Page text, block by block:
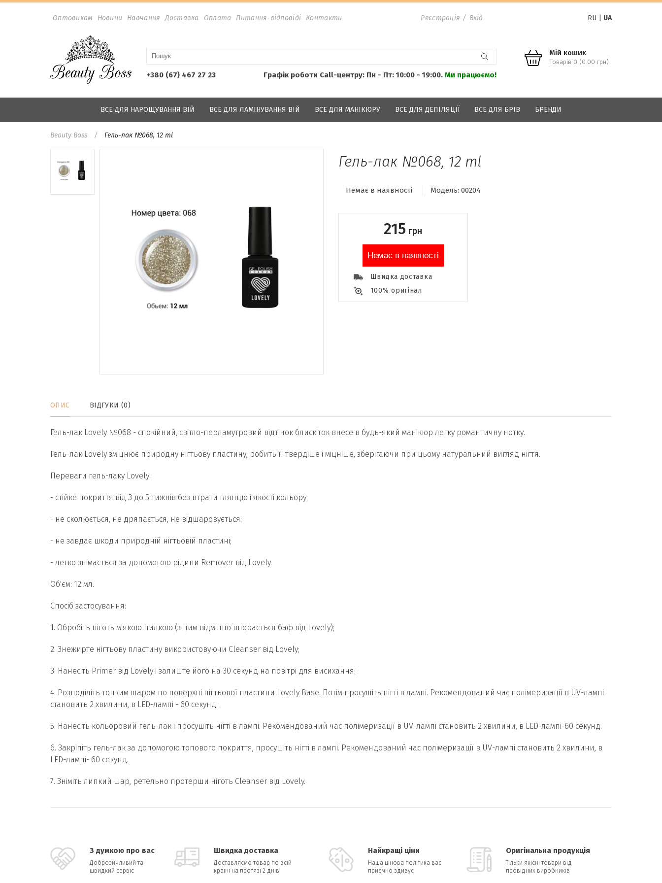
Оптовикам Новини Навчання Доставка Оплата Питання-відповіді Контакти Реєстрація / Вхід RU UA
+380 (67) 467 27 23 Графік роботи Call-центру: Пн - Пт: 10:00 - 19:00. Ми працюємо!
Мій кошик
Товарів 0 (0.00 грн)
ВСЕ ДЛЯ НАРОЩУВАННЯ ВІЙ ВСЕ ДЛЯ ЛАМІНУВАННЯ ВІЙ ВСЕ ДЛЯ МАНІКЮРУ ВСЕ ДЛЯ ДЕПІЛЯЦІЇ ВСЕ ДЛЯ БРІВ БРЕНДИ
Beauty Boss Гель-лак №068, 12 ml
Гель-лак №068, 12 ml
Немає в наявності Модель: 00204
215 грн
Немає в наявності
Швидка доставка
100% оригінал
ОПИС ВІДГУКИ (0)
Гель-лак Lovely №068 - спокійний, світло-перламутровий відтінок блискіток внесе в будь-який манікюр легку романтичну нотку.
Гель-лак Lovely зміцнює природну нігтьову пластину, робить її твердіше і міцніше, зберігаючи при цьому натуральний вигляд нігтя.
Переваги гель-лаку Lovely:
- стійке покриття від 3 до 5 тижнів без втрати глянцю і якості кольору;
- не сколюється, не дряпається, не відшаровується;
- не завдає шкоди природній нігтьовій пластині;
- легко знімається за допомогою рідини Remover від Lovely.
Об'єм: 12 мл.
Спосіб застосування:
1. Обробіть ніготь м'якою пилкою (з цим відмінно впорається баф від Lovely);
2. Знежирте нігтьову пластину використовуючи Cleanser від Lovely;
3. Нанесіть Primer від Lovely і залиште його на 30 секунд на повітрі для висихання;
4. Розподіліть тонким шаром по поверхні нігтьової пластини Lovely Base. Потім просушіть нігті в лампі. Рекомендований час полімеризації в UV-лампі
становить 2 хвилини, в LED-лампі - 60 секунд;
5. Нанесіть кольоровий гель-лак і просушіть нігті в лампі. Рекомендований час полімеризації в UV-лампі становить 2 хвилини, в LED-лампі-60 секунд.
6. Закріпіть гель-лак за допомогою топового покриття, просушіть нігті в лампі. Рекомендований час полімеризації в UV-лампі становить 2 хвилини, в
LED-лампі- 60 секунд.
7. Зніміть липкий шар, ретельно протерши ніготь Cleanser від Lovely.
З думкою про вас
Доброзичливий та
швидкий сервіс
Швидка доставка
Доставляємо товар по всій
країні на протязі 2 днів
Найкращі ціни
Наша цінова політика вас
приємно здивує
Оригінальна продукція
Тільки якісні товари від
провідних виробників